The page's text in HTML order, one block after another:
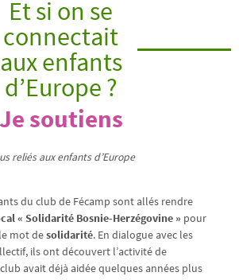
Et si on se
connectait
aux enfants
d’Europe ?
Je soutiens
reliés aux enfants d’Europe
du club de Fécamp sont allés rendre
« Solidarité Bosnie-Herzégovine » pour
mot desolidarité. En dialogue avec les
ils ont découvert l’activité de
avait déjà aidée quelques années plus